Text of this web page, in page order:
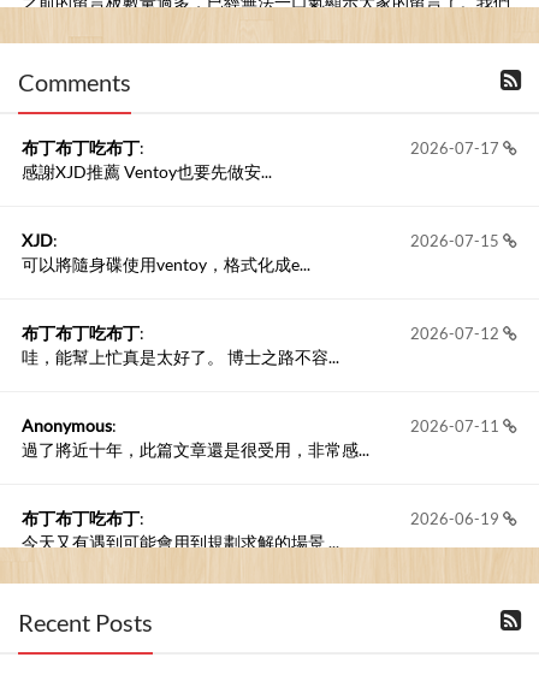
Comments
2026-07-17
布丁布丁吃布丁:
感謝XJD推薦 Ventoy也要先做安...
2026-07-15
XJD:
可以將隨身碟使用ventoy，格式化成e...
2026-07-12
布丁布丁吃布丁:
哇，能幫上忙真是太好了。 博士之路不容...
2026-07-11
Anonymous:
過了將近十年，此篇文章還是很受用，非常感...
2026-06-19
布丁布丁吃布丁:
今天又有遇到可能會用到規劃求解的場景 ...
2026-06-18
布丁布丁吃布丁
kage好像也可以下載整個網站 感謝分享
Recent Posts